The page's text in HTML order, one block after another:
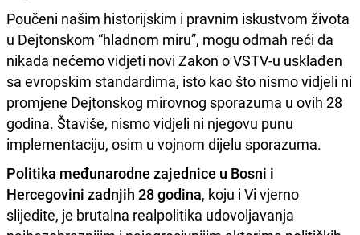
Poučeni našim historijskim i pravnim iskustvom života
u Dejtonskom “hladnom miru”, mogu odmah reći da
nikada nećemo vidjeti novi Zakon o VSTV-u usklađen
sa evropskim standardima, isto kao što nismo vidjeli ni
promjene Dejtonskog mirovnog sporazuma u ovih 28
godina. Štaviše, nismo vidjeli ni njegovu punu
implementaciju, osim u vojnom dijelu sporazuma.
Politika međunarodne zajednice u Bosni i
Hercegovini zadnjih 28 godina, koju i Vi vjerno
slijedite, je brutalna realpolitika udovoljavanja